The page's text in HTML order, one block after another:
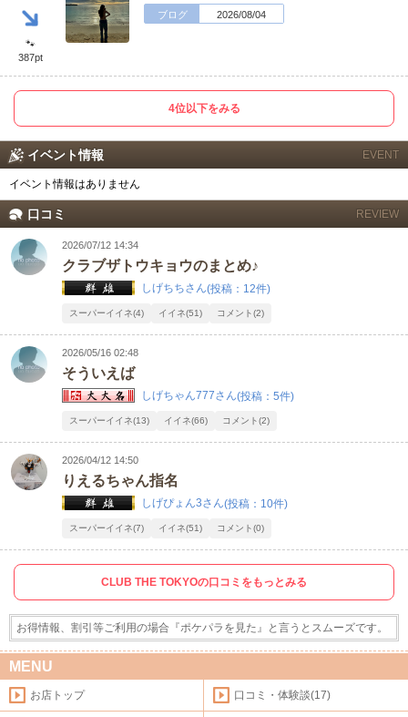
🐾
387pt
ブログ 2026/08/04
4位以下をみる
イベント情報 EVENT
イベント情報はありません
口コミ REVIEW
2026/07/12 14:34
クラブザトウキョウのまとめ♪
しげちちさん(投稿：12件)
スーパーイイネ(4) イイネ(51) コメント(2)
2026/05/16 02:48
そういえば
しげちゃん777さん(投稿：5件)
スーパーイイネ(13) イイネ(66) コメント(2)
2026/04/12 14:50
りえるちゃん指名
しげぴょん3さん(投稿：10件)
スーパーイイネ(7) イイネ(51) コメント(0)
CLUB THE TOKYOの口コミをもっとみる
お得情報、割引等ご利用の場合『ポケパラを見た』と言うとスムーズです。
MENU
お店トップ 口コミ・体験談(17)
お店のURLをコピー
店舗ログイン
北海道 東北
甲信越
関東
東海
沖縄 全国TOP